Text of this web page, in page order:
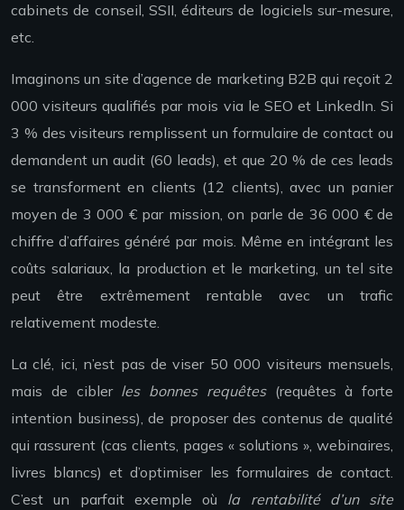
cabinets de conseil, SSII, éditeurs de logiciels sur-mesure,
etc.
Imaginons un site d’agence de marketing B2B qui reçoit 2
000 visiteurs qualifiés par mois via le SEO et LinkedIn. Si
3 % des visiteurs remplissent un formulaire de contact ou
demandent un audit (60 leads), et que 20 % de ces leads
se transforment en clients (12 clients), avec un panier
moyen de 3 000 € par mission, on parle de 36 000 € de
chiffre d’affaires généré par mois. Même en intégrant les
coûts salariaux, la production et le marketing, un tel site
peut être extrêmement rentable avec un trafic
relativement modeste.
La clé, ici, n’est pas de viser 50 000 visiteurs mensuels,
mais de cibler les bonnes requêtes(requêtes à forte
intention business), de proposer des contenus de qualité
qui rassurent (cas clients, pages « solutions », webinaires,
livres blancs) et d’optimiser les formulaires de contact.
C’est un parfait exemple où la rentabilité d’un site